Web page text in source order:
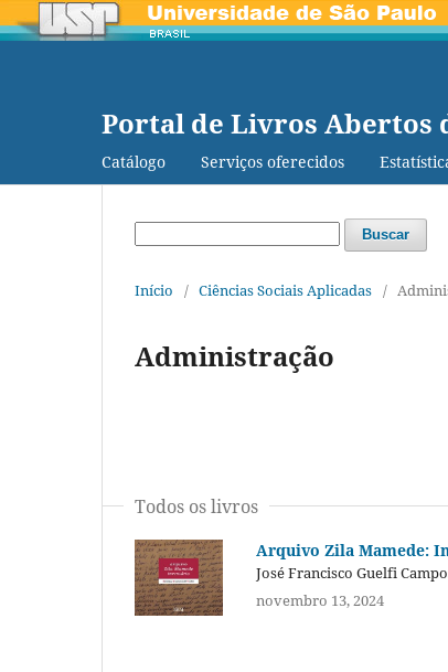
Portal de Livros Abertos
Catálogo Serviços oferecidos
Buscar
Início / Ciências Sociais Aplicadas /
Administração
Todos os livros
Arquivo Zila Mamede:
José Francisco Guelfi
novembro 13, 2024